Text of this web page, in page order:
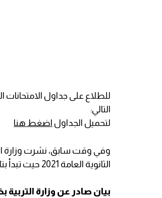
للطلاع على جداول الامتحانات
التالي:
لتحميل الجداول اضغط هنا
الثانوية العامة 2021 حيث تبدأ بتاريخ 2021/06/17م.
بيان صادر عن وزارة التربية